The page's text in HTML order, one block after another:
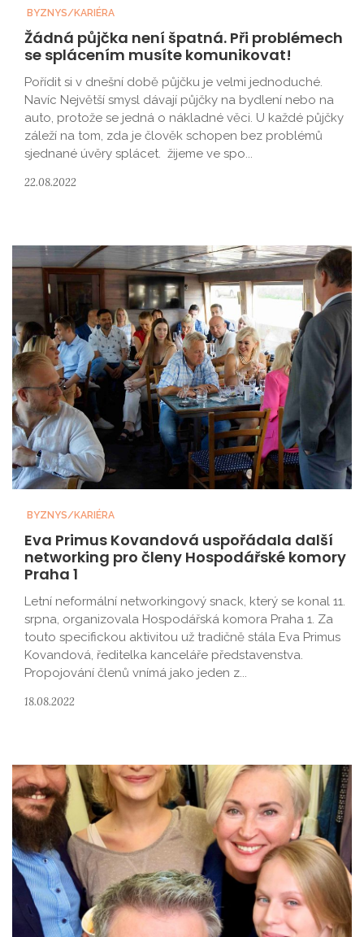
BYZNYS/KARIÉRA
Žádná půjčka není špatná. Při problémech
se splácením musíte komunikovat!
Pořídit si v dnešní době půjčku je velmi jednoduché.
Navíc Největší smysl dávají půjčky na bydlení nebo na
auto, protože se jedná o nákladné věci. U každé půjčky
záleží na tom, zda je člověk schopen bez problémů
sjednané úvěry splácet. žijeme ve spo...
22.08.2022
BYZNYS/KARIÉRA
Eva Primus Kovandová uspořádala další
networking pro členy Hospodářské komory
Praha 1
Letní neformální networkingový snack, který se konal 11.
srpna, organizovala Hospodářská komora Praha 1. Za
touto specifickou aktivitou už tradičně stála Eva Primus
Kovandová, ředitelka kanceláře představenstva.
Propojování členů vnímá jako jeden z...
18.08.2022